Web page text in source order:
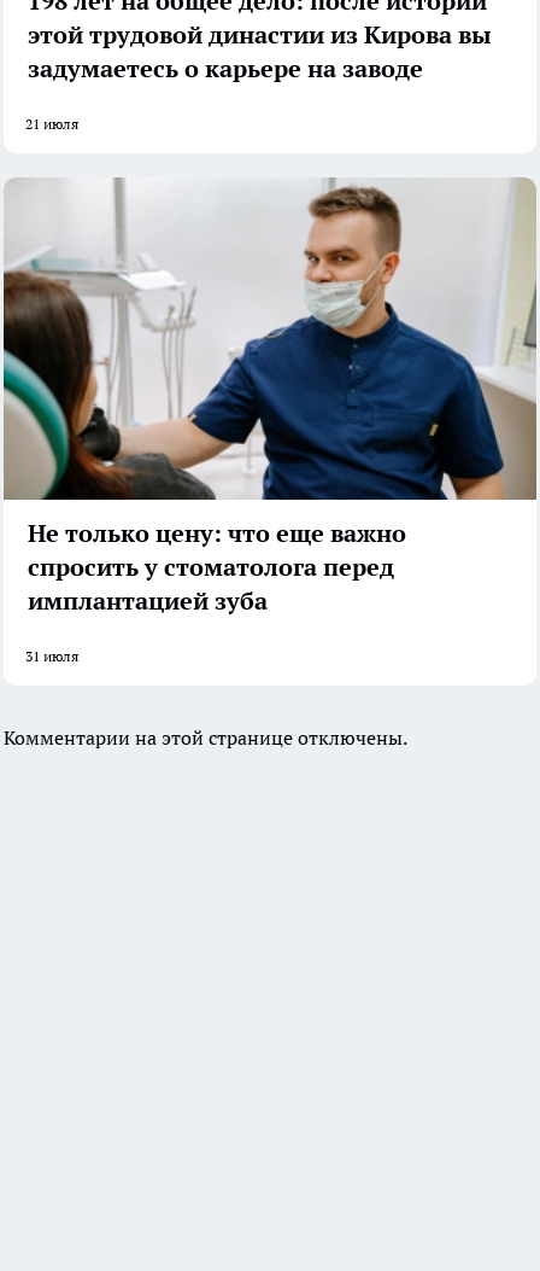
этой трудовой династии из Кирова вы
задумаетесь о карьере на заводе
21 июля
Не только цену: что еще важно
спросить у стоматолога перед
имплантацией зуба
31 июля
Комментарии на этой странице отключены.